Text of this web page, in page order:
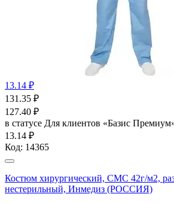
13.14 ₽
131.35 ₽
127.40 ₽
в статусе Для клиентов «Базис
13.14 ₽
Код: 14365
Костюм хирургический, СМС 42г/м2,
нестерильный, Инмедиз (РОССИЯ)